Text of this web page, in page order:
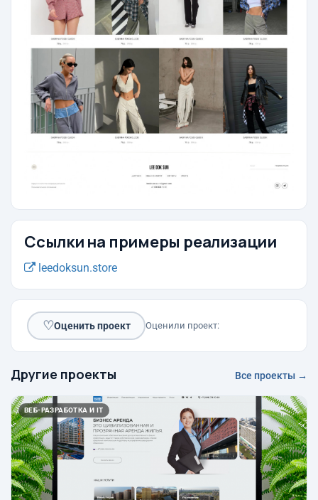
Ссылки на примеры реализации
leedoksun.store
♡Оценить проект Оценили проект:
Другие проекты Все проекты →
ВЕБ-РАЗРАБОТКА И IT